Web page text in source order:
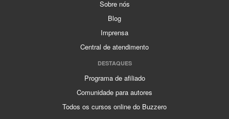
Sobre nós
Blog
Imprensa
Central de atendimento
DESTAQUES
Programa de afiliado
Comunidade para autores
Todos os cursos online do Buzzero